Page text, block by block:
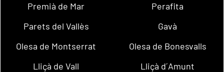
Premià de Mar
Perafita
Parets del Vallès
Gavà
Olesa de Montserrat
Olesa de Bonesvalls
Lliçà de Vall
Lliçà d´Amunt